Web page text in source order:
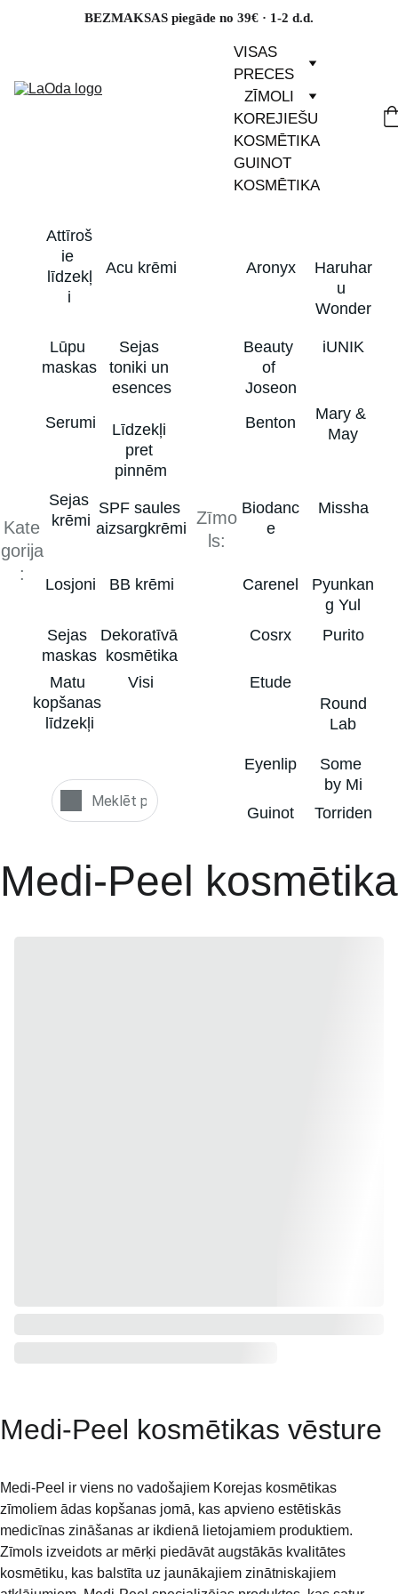
BEZMAKSAS piegāde no 39€ · 1-2 d.d.
VISAS
PRECES
ZĪMOLI
KOREJIEŠU
KOSMĒTIKA
GUINOT
KOSMĒTIKA
Kate
gorija
:
Sejas
toniki un
esences
Serumi
Acu krēmi
Sejas
krēmi
Attīroš
ie
līdzekļ
i
SPF saules
aizsargkrēmi
Losjoni
Lūpu
maskas
Līdzekļi
pret
pinnēm
Zīmo
ls:
Visi
Aronyx
Beauty
of
Joseon
Biodanc
e
Cosrx
Guinot
Benton
Pyunkan
g Yul
Purito
Some
by Mi
Mary &
May
Haruhar
u
Wonder
Lab
BB krēmi
Missha
Torriden
Dekoratīvā
kosmētika
Sejas
maskas
Matu
kopšanas
līdzekļi
Carenel
Etude
Eyenlip
iUNIK
Medi-Peel kosmētika
Medi-Peel kosmētikas vēsture
Medi-Peel ir viens no vadošajiem Korejas kosmētikas
zīmoliem ādas kopšanas jomā, kas apvieno estētiskās
medicīnas zināšanas ar ikdienā lietojamiem produktiem.
Zīmols izveidots ar mērķi piedāvāt augstākās kvalitātes
kosmētiku, kas balstīta uz jaunākajiem zinātniskajiem